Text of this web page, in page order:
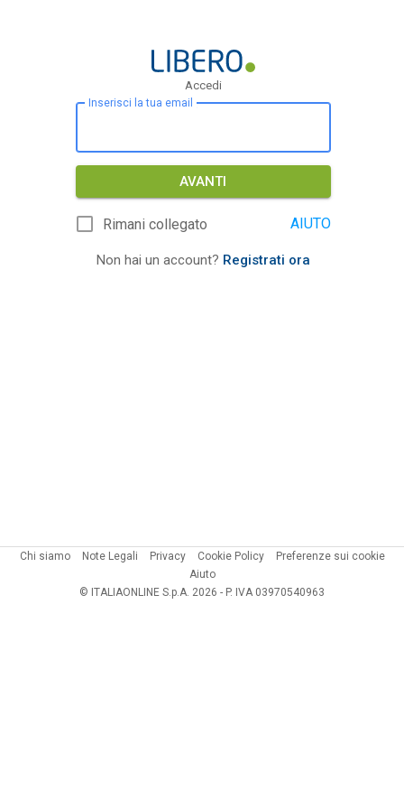
Accedi
Inserisci la tua email
AVANTI
Rimani collegato AIUTO
Non hai un account? Registrati ora
Chi siamo Note Legali Privacy Cookie Policy
Preferenze sui cookie
Aiuto
© ITALIAONLINE S.p.A. 2026 - P. IVA 03970540963